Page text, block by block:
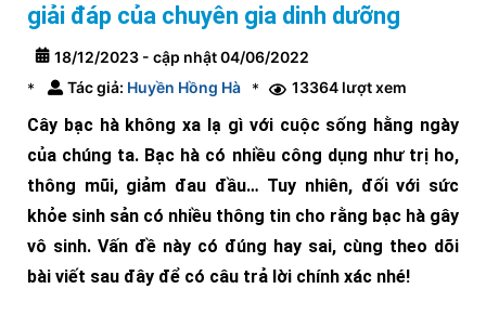
giải đáp của chuyên gia dinh dưỡng
18/12/2023 - cập nhật 04/06/2022
*
Tác giả: Huyền Hồng Hà * 13364 lượt xem
Cây bạc hà không xa lạ gì với cuộc sống hằng ngày
của chúng ta. Bạc hà có nhiều công dụng như trị ho,
thông mũi, giảm đau đầu… Tuy nhiên, đối với sức
khỏe sinh sản có nhiều thông tin cho rằng bạc hà gây
vô sinh. Vấn đề này có đúng hay sai, cùng theo dõi
bài viết sau đây để có câu trả lời chính xác nhé!